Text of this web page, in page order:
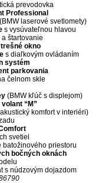
prevodovka
Professional
(BMW laserové svetlomety)
s vysúvateľnou hlavou
a štartovanie
okno
s diaľkovým ovládaním
systém
parkovania
čelnom skle
(BMW kľúč s displejom)
“M”
komfort v interiéri)
svetiel
priestoru
bočných oknách
s núdzovým dojazdom